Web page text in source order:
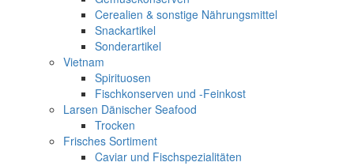
Cerealien & sonstige Nährungsmittel
Snackartikel
Sonderartikel
Vietnam
Spirituosen
Fischkonserven und -Feinkost
Larsen Dänischer Seafood
Trocken
Frisches Sortiment
Caviar und Fischspezialitäten